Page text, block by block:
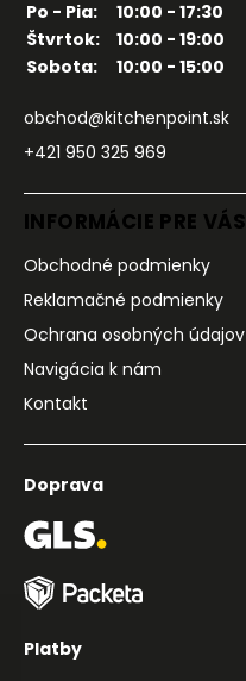
Po - Pia:
10:00 - 17:30
Štvrtok:
10:00 - 19:00
Sobota:
10:00 - 15:00
obchod@kitchenpoint.sk
+421 950 325 969
INFORMÁCIE PRE VÁS
Obchodné podmienky
Reklamačné podmienky
Ochrana osobných údajov
Navigácia k nám
Kontakt
Doprava
Platby